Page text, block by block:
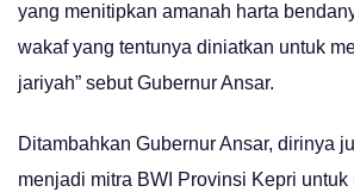
yang menitipkan amanah harta
wakaf yang tentunya diniatkan untuk
jariyah” sebut Gubernur Ansar.
Ditambahkan Gubernur Ansar, dirinya
menjadi mitra BWI Provinsi Kepri untuk